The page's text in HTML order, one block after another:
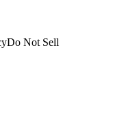
Do Not Sell